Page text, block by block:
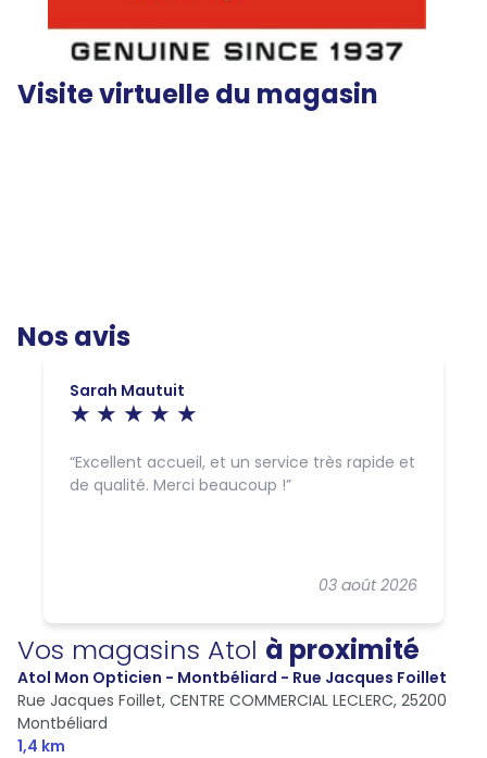
Visite virtuelle du magasin
Nos avis
Sarah Mautuit
03 août 2026
Excellent accueil, et un service très rapide et
de qualité. Merci beaucoup !
Vos magasins Atol à proximité
Atol Mon Opticien - Montbéliard - Rue Jacques Foillet
Rue Jacques Foillet, CENTRE COMMERCIAL LECLERC, 25200
Montbéliard
1,4 km